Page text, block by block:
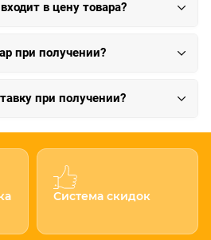
в цену товара?
при получении?
при получении?
Система скидок